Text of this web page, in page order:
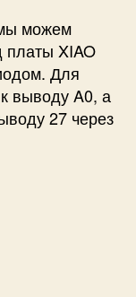
можем
платы XIAO
Для
выводу A0, а
27 через